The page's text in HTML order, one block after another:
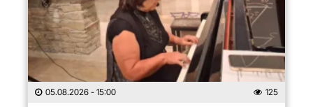
05.08.2026 - 15:00 125